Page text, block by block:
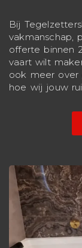
Bij
vakmanschap,
offerte binnen
vaart wilt
ook meer over
hoe wij jouw